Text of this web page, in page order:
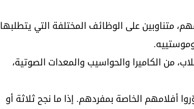
متناوبين على الوظائف المختلفة التي يتطلبها
من الكاميرا والحواسيب والمعدات الصوتية،
الخاصة بمفردهم. إذا ما نجح ثلاثة أو